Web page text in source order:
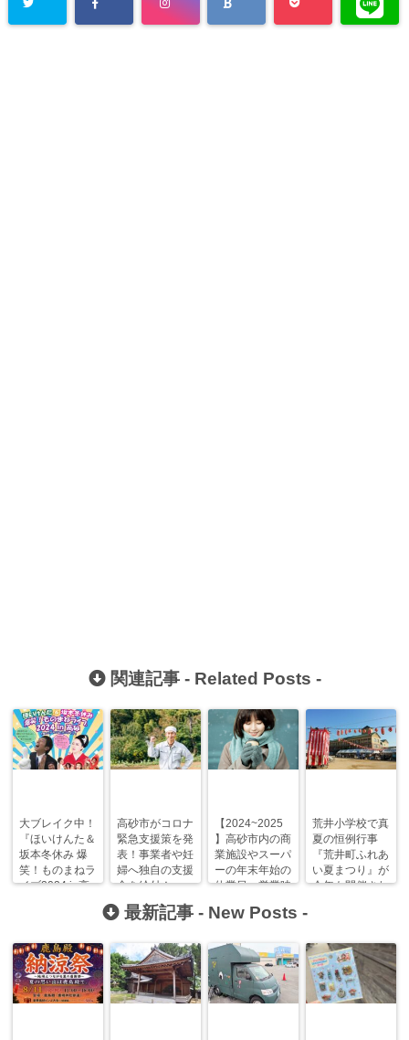
関連記事 - Related Posts -
大ブレイク中！
『ほいけんた＆
坂本冬休み 爆
笑！ものまねラ
イブ2024 in高
高砂市がコロナ
緊急支援策を発
表！事業者や妊
婦へ独自の支援
金を給付！
【2024~2025
】高砂市内の商
業施設やスーパ
ーの年末年始の
休業日・営業時
た！
荒井小学校で真
夏の恒例行事
『荒井町ふれあ
い夏まつり』が
今年も開催され
最新記事 - New Posts -